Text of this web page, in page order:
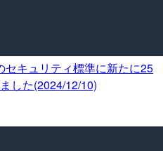
セキュリティ標準に新たに25
した(2024/12/10)